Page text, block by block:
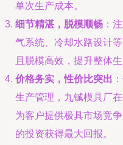
单次生产成本。
细节精湛，脱模顺畅 ：
气系统、冷却水路设计
且脱模高效，提升整体生
价格务实，性价比突出
生产管理，九铖模具厂
为客户提供极具市场竞
的投资获得最大回报。